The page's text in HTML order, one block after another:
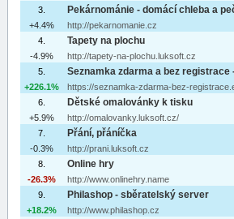
3.
Pekárnománie - domácí chleba a
+4.4%
http://pekarnomanie.cz
4.
Tapety na plochu
-4.9%
http://tapety-na-plochu.luksoft.cz
5.
Seznamka zdarma a bez registrace
+226.1%
https://seznamka-zdarma-bez-
6.
Dětské omalovánky k tisku
+5.9%
http://omalovanky.luksoft.cz/
7.
Přání, přáníčka
-0.3%
http://prani.luksoft.cz
8.
Online hry
-26.3%
http://www.onlinehry.name
9.
Philashop - sběratelský server
+18.2%
http://www.philashop.cz